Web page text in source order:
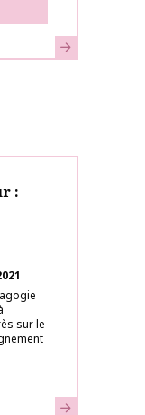
Learn more
:
sur le
Learn more